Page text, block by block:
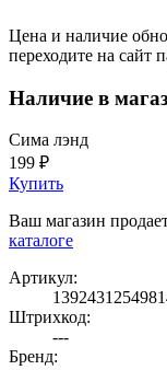
Цена и наличие
переходите на сайт
Наличие в
Сима лэнд
199 ₽
Купить
Ваш магазин
каталоге
Артикул:
Штрихкод:
---
Бренд: